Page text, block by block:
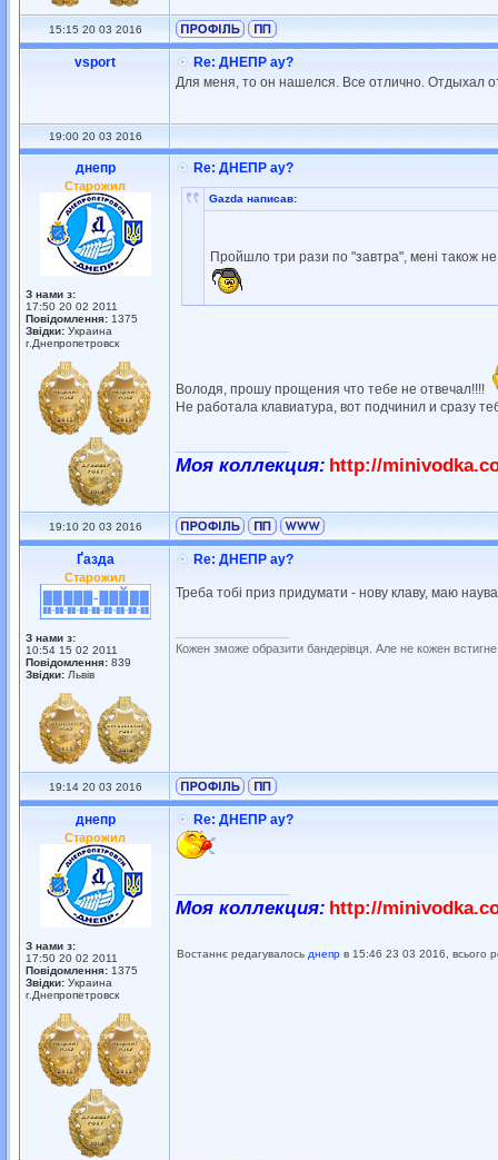
15:15 20 03 2016
vsport
Re: ДНЕПР ау?
Для меня, то он нашелся. Все отлично. Отдыхал
19:00 20 03 2016
днепр
Старожил
З нами з:
17:50 20 02 2011
Повідомлення: 1375
Звідки: Украина
г.Днепропетровск
Re: ДНЕПР ау?
Gazda написав:
Пройшло три рази по "завтра", мені також
Володя, прошу прощения что тебе не отвечал!!!!
Не работала клавиатура, вот подчинил и сразу
Моя коллекция: http://
19:10 20 03 2016
Ґазда
Старожил
З нами з:
10:54 15 02 2011
Повідомлення: 839
Звідки: Львів
Re: ДНЕПР ау?
Треба тобі приз придумати - нову клаву, маю
Кожен зможе образити бандерівця. Але не кожен
19:14 20 03 2016
днепр
Старожил
З нами з:
17:50 20 02 2011
Повідомлення: 1375
Звідки: Украина
г.Днепропетровск
Re: ДНЕПР ау?
Моя коллекция: http://
Востаннє редагувалось днепр в 15:46 23 03 2016, всього